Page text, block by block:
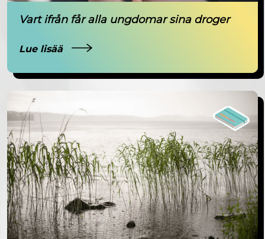
Vart ifrån får alla ungdomar sina droger
Lue lisää